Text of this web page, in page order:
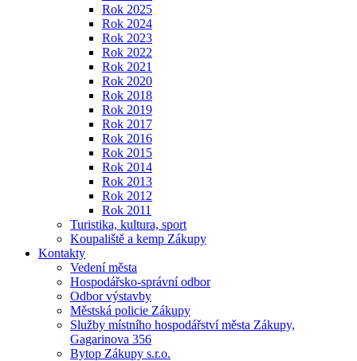
Rok 2025
Rok 2024
Rok 2023
Rok 2022
Rok 2021
Rok 2020
Rok 2018
Rok 2019
Rok 2017
Rok 2016
Rok 2015
Rok 2014
Rok 2013
Rok 2012
Rok 2011
Turistika, kultura, sport
Koupaliště a kemp Zákupy
Kontakty
Vedení města
Hospodářsko-správní odbor
Odbor výstavby
Městská policie Zákupy
Služby místního hospodářství města Zákupy,
Gagarinova 356
Bytop Zákupy s.r.o.